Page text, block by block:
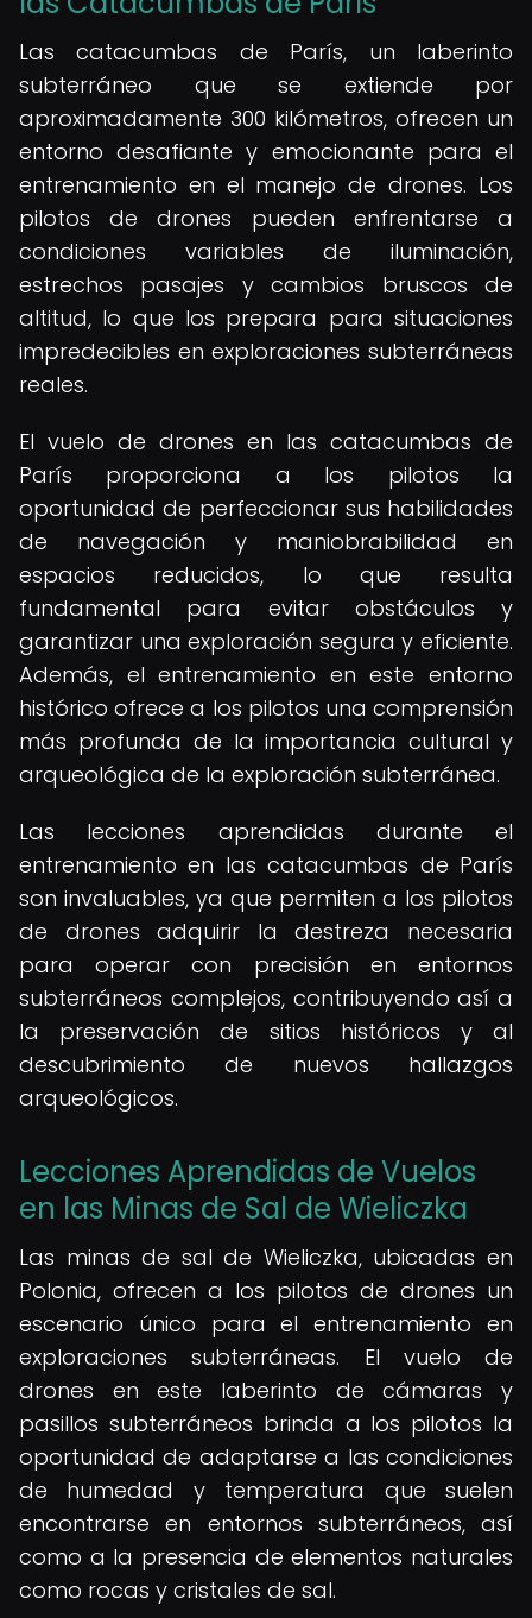
Las catacumbas de París, un laberinto
subterráneo que se extiende por
aproximadamente 300 kilómetros, ofrecen un
entorno desafiante y emocionante para el
entrenamiento en el manejo de drones. Los
pilotos de drones pueden enfrentarse a
condiciones variables de iluminación,
estrechos pasajes y cambios bruscos de
altitud, lo que los prepara para situaciones
impredecibles en exploraciones subterráneas
reales.
El vuelo de drones en las catacumbas de
París proporciona a los pilotos la
oportunidad de perfeccionar sus habilidades
de navegación y maniobrabilidad en
espacios reducidos, lo que resulta
fundamental para evitar obstáculos y
garantizar una exploración segura y eficiente.
Además, el entrenamiento en este entorno
histórico ofrece a los pilotos una comprensión
más profunda de la importancia cultural y
arqueológica de la exploración subterránea.
Las lecciones aprendidas durante el
entrenamiento en las catacumbas de París
son invaluables, ya que permiten a los pilotos
de drones adquirir la destreza necesaria
para operar con precisión en entornos
subterráneos complejos, contribuyendo así a
la preservación de sitios históricos y al
descubrimiento de nuevos hallazgos
arqueológicos.
Lecciones Aprendidas de Vuelos
en las Minas de Sal de Wieliczka
Las minas de sal de Wieliczka, ubicadas en
Polonia, ofrecen a los pilotos de drones un
escenario único para el entrenamiento en
exploraciones subterráneas. El vuelo de
drones en este laberinto de cámaras y
pasillos subterráneos brinda a los pilotos la
oportunidad de adaptarse a las condiciones
de humedad y temperatura que suelen
encontrarse en entornos subterráneos, así
como a la presencia de elementos naturales
como rocas y cristales de sal.